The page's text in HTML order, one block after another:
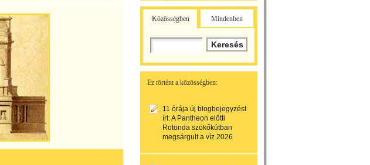
Közösségben Mindenben
Ez történt a közösségben:
11 órája új blogbejegyzést
írt:A Pantheon előtti
Rotonda szökőkútban
megsárgult a víz 2026